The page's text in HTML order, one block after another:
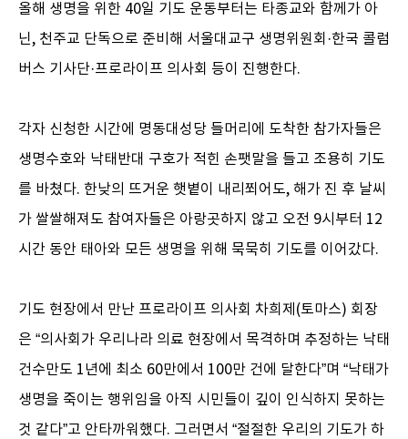
올해 생명을 위한 40일 기도 운동부터는 타종교와 함께가 아
닌, 천주교 단독으로 준비해 서울대교구 생명위원회·한국 콜럼
버스 기사단·프로라이프 의사회 등이 진행한다.
각자 신청한 시간에 명동대성당 들머리에 도착한 참가자들은
생명수호와 낙태반대 구호가 적힌 손팻말을 들고 조용히 기도
를 바쳤다. 한낮의 뜨거운 햇볕이 내리쬐어도, 해가 진 후 날씨
가 쌀쌀해져도 참여자들은 아랑곳하지 않고 오전 9시부터 12
시간 동안 태아와 모든 생명을 위해 묵묵히 기도를 이어갔다.
기도 현장에서 만난 프로라이프 의사회 차희제(토마스) 회장
은 “의사회가 우리나라 의료 현장에서 목격하며 추정하는 낙태
건수만도 1년에 최소 60만에서 100만 건에 달한다”며 “낙태가
생명을 죽이는 행위임을 아직 시민들이 깊이 인식하지 못하는
것 같다”고 안타까워했다. 그러면서 “절절한 우리의 기도가 하